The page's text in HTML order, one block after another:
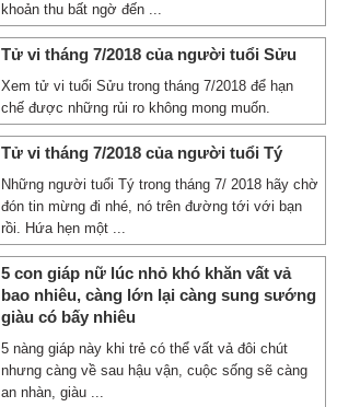
khoản thu bất ngờ đến ...
Tử vi tháng 7/2018 của người tuổi Sửu
Xem tử vi tuổi Sửu trong tháng 7/2018 để hạn
chế được những rủi ro không mong muốn.
Tử vi tháng 7/2018 của người tuổi Tý
Những người tuổi Tý trong tháng 7/ 2018 hãy chờ
đón tin mừng đi nhé, nó trên đường tới với bạn
rồi. Hứa hẹn một ...
5 con giáp nữ lúc nhỏ khó khăn vất vả
bao nhiêu, càng lớn lại càng sung sướng
giàu có bấy nhiêu
5 nàng giáp này khi trẻ có thể vất vả đôi chút
nhưng càng về sau hậu vận, cuộc sống sẽ càng
an nhàn, giàu ...